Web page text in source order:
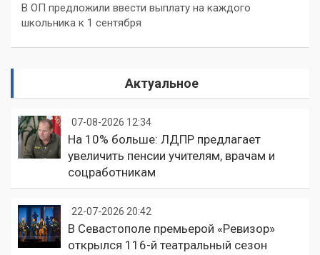
В ОП предложили ввести выплату на каждого
школьника к 1 сентября
Актуальное
07-08-2026 12:34
На 10% больше: ЛДПР предлагает
увеличить пенсии учителям, врачам и
соцработникам
22-07-2026 20:42
В Севастополе премьерой «Ревизор»
открылся 116-й театральный сезон